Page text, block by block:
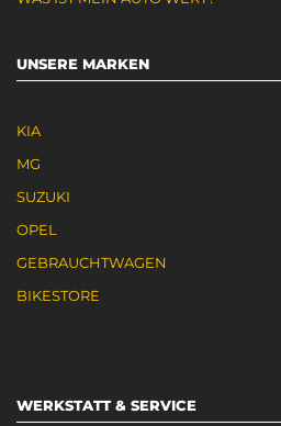
UNSERE MARKEN
KIA
MG
SUZUKI
OPEL
GEBRAUCHTWAGEN
BIKESTORE
WERKSTATT & SERVICE